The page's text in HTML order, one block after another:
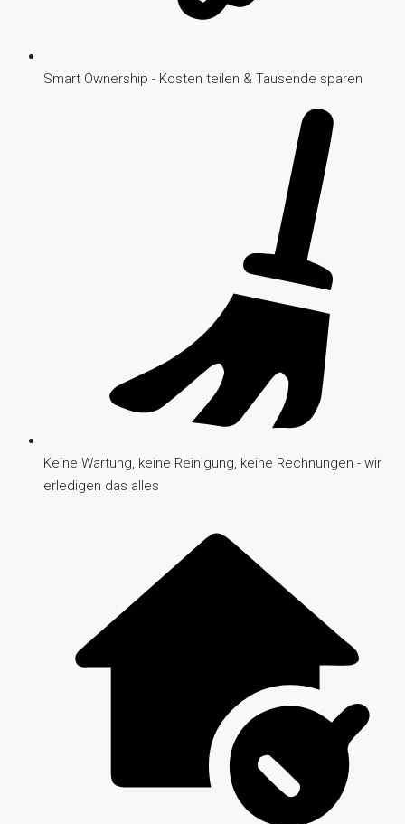
Smart Ownership - Kosten teilen & Tausende sparen
Keine Wartung, keine Reinigung, keine Rechnungen - wir
erledigen das alles